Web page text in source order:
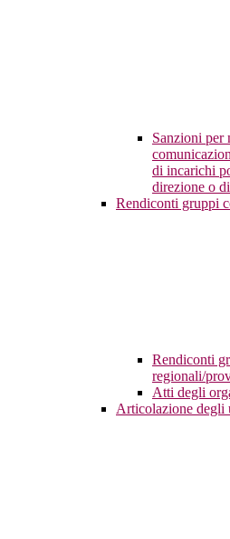
Sanzioni per
di incarichi
direzione o
Rendiconti gruppi
Rendiconti
regionali/
Atti degli
Articolazione degli